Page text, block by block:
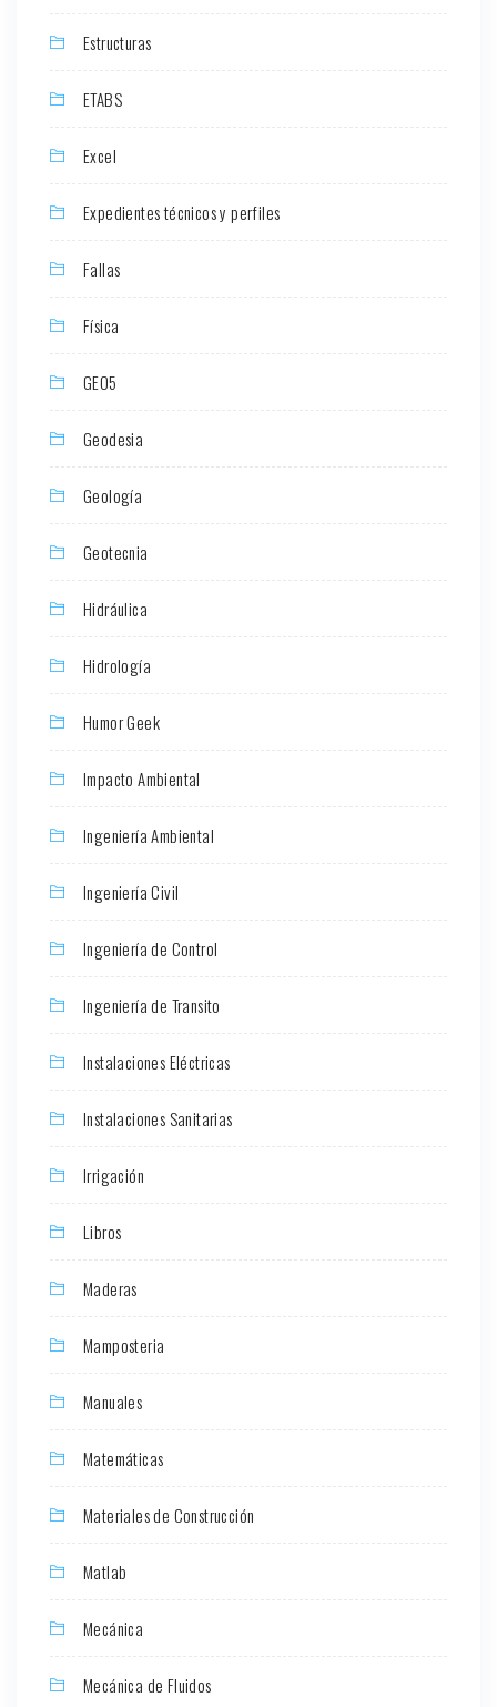
Estructuras
ETABS
Excel
Expedientes técnicos y perfiles
Fallas
Física
GEO5
Geodesia
Geología
Geotecnia
Hidráulica
Hidrología
Humor Geek
Impacto Ambiental
Ingeniería Ambiental
Ingeniería Civil
Ingeniería de Control
Ingeniería de Transito
Instalaciones Eléctricas
Instalaciones Sanitarias
Irrigación
Libros
Maderas
Mamposteria
Manuales
Matemáticas
Materiales de Construcción
Matlab
Mecánica
Mecánica de Fluidos